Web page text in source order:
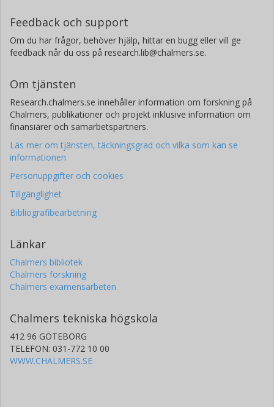
Feedback och support
Om du har frågor, behöver hjälp, hittar en bugg eller vill ge
feedback når du oss på research.lib@chalmers.se.
Om tjänsten
Research.chalmers.se innehåller information om forskning på
Chalmers, publikationer och projekt inklusive information om
finansiärer och samarbetspartners.
Läs mer om tjänsten, täckningsgrad och vilka som kan se
informationen
Personuppgifter och cookies
Tillgänglighet
Bibliografibearbetning
Länkar
Chalmers bibliotek
Chalmers forskning
Chalmers examensarbeten
Chalmers tekniska högskola
412 96 GÖTEBORG
TELEFON: 031-772 10 00
WWW.CHALMERS.SE